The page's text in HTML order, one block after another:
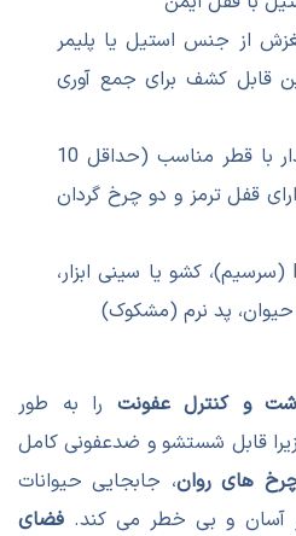
از جنس استیل یا پلیمر
قابل کشف برای جمع آوری
4 چرخ چرخدار با قطر مناسب (حداقل 10
قفل ترمز و دو چرخ گردان
جا IV (سرسیم)، کشو یا سینی ابزار،
پد نرم (مشکوک)
و کنترل عفونت را به طور
قابل شستشو و ضدعفونی کامل
های روان، جابجایی حیوانات
آسان و بی خطر می کند. فضای